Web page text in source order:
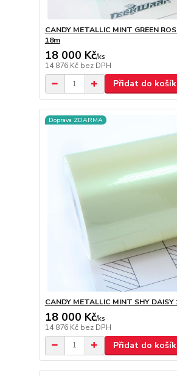
CANDY METALLIC MINT GREEN
18m
18 000 Kč/ks
14 876 Kč bez DPH
Přidat do
Doprava ZDARMA
CANDY METALLIC MINT SHY DAISY
18 000 Kč/ks
14 876 Kč bez DPH
Přidat do